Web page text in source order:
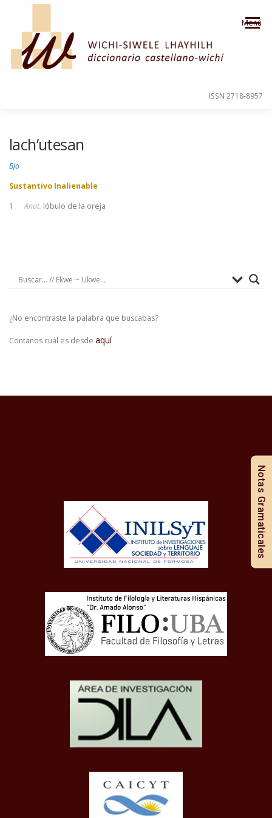
Saltar al contenido
Menú
ISSN 2718-8957
lach’utesan
Bjo
Sustantivo Inalienable
1Anat. lóbulo de la oreja
¿No encontraste la palabra que buscabas?
Contanos cuál es desde aquí
Notas Gramaticales